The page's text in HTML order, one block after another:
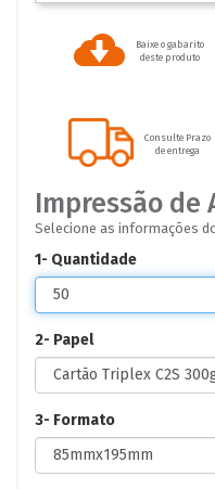
Baixe o gabarito
deste produto
Consulte Prazo
de entrega
Impressão de
Selecione as informações
1- Quantidade
2- Papel
3- Formato